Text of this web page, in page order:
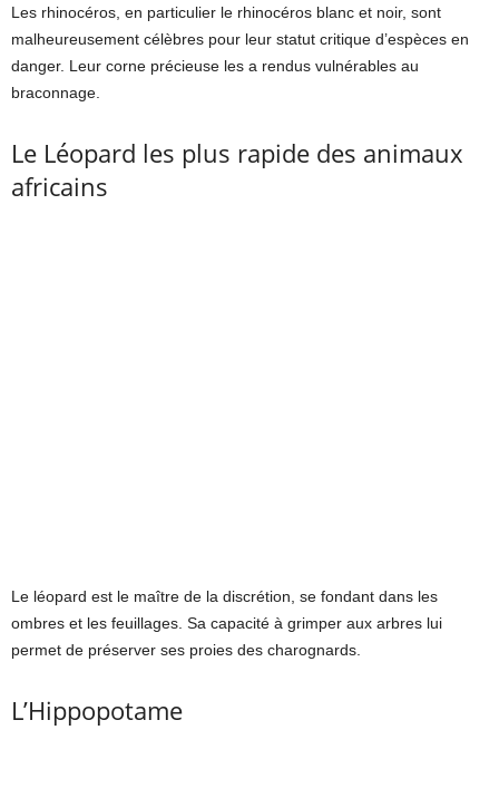
Les rhinocéros, en particulier le rhinocéros blanc et noir, sont
malheureusement célèbres pour leur statut critique d’espèces en
danger. Leur corne précieuse les a rendus vulnérables au
braconnage.
Le Léopard les plus rapide des animaux
africains
Le léopard est le maître de la discrétion, se fondant dans les
ombres et les feuillages. Sa capacité à grimper aux arbres lui
permet de préserver ses proies des charognards.
L’Hippopotame